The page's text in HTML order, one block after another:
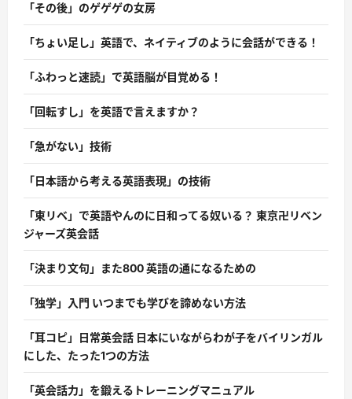
「その後」のゲゲゲの女房
「ちょい足し」英語で、ネイティブのように会話ができる！
「ふわっと速読」で英語脳が目覚める！
「回転すし」を英語で言えますか？
「急がない」技術
「日本語から考える英語表現」の技術
「東リベ」で英語やんのに日和ってる奴いる？ 東京卍リベン
ジャーズ英会話
「決まり文句」また800 英語の通になるための
「独学」入門 いつまでも学びを諦めない方法
「耳コピ」日常英会話 日本にいながらわが子をバイリンガル
にした、たった1つの方法
「英会話力」を鍛えるトレーニングマニュアル